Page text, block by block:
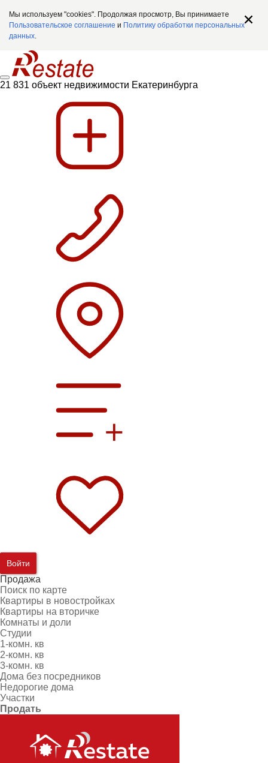
Мы используем "cookies". Продолжая просмотр, Вы принимаете
Пользовательское соглашение и Политику обработки персональных
данных.
21 831 объект недвижимости Екатеринбурга
Войти
Продажа
Поиск по карте
Квартиры в новостройках
Квартиры на вторичке
Комнаты и доли
Студии
1-комн. кв
2-комн. кв
3-комн. кв
Дома без посредников
Недорогие дома
Участки
Продать